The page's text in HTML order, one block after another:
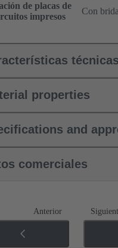
de placas de
impresos
Con
técnicas
properties
and
comerciales
Anterior